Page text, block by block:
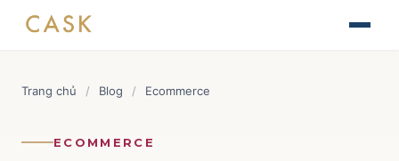
The Journey of Brand Building
Thiết kế chiến lược & kế hoạch Marketing
Tài chính ứng dụng cho quản lý thương mại
Lập kế hoạch kinh doanh hàng năm
Trang chủ / Blog / Ecommerce
ECOMMERCE